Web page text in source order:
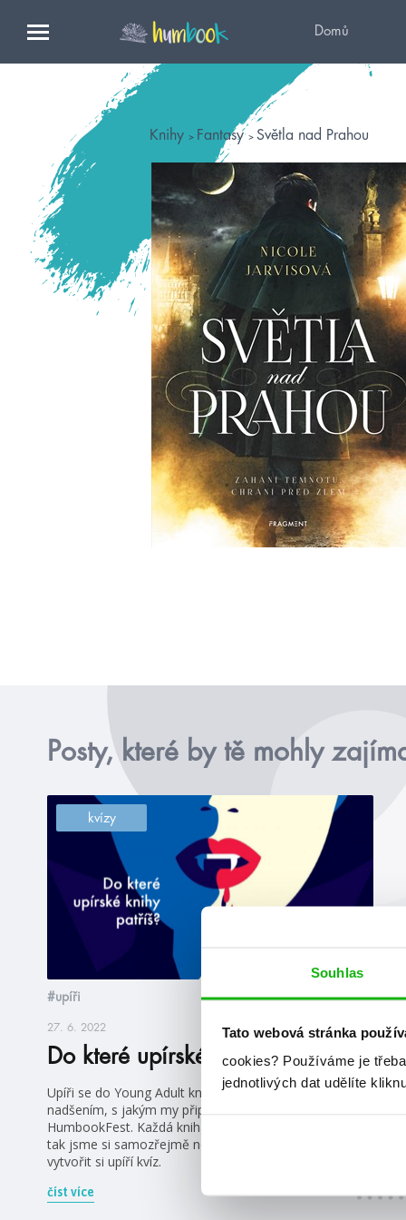
Souhlas
Tato webová stránka
cookies? Používáme je
jednotlivých dat udělíte
Domů
Knihy Fantasy Světla nad Prahou
Posty, které by tě mohly
kvízy
#upíři
27. 6. 2022
Do které upírské knihy patříš?
Upíři se do Young Adult knih vrací se stejným
nadšením, s jakým my připravujeme letošní
HumbookFest. Každá kniha je ale zpracovává jinak, a
tak jsme si samozřejmě nemohli nechat ujít možnost
vytvořit si upíří kvíz.
číst více